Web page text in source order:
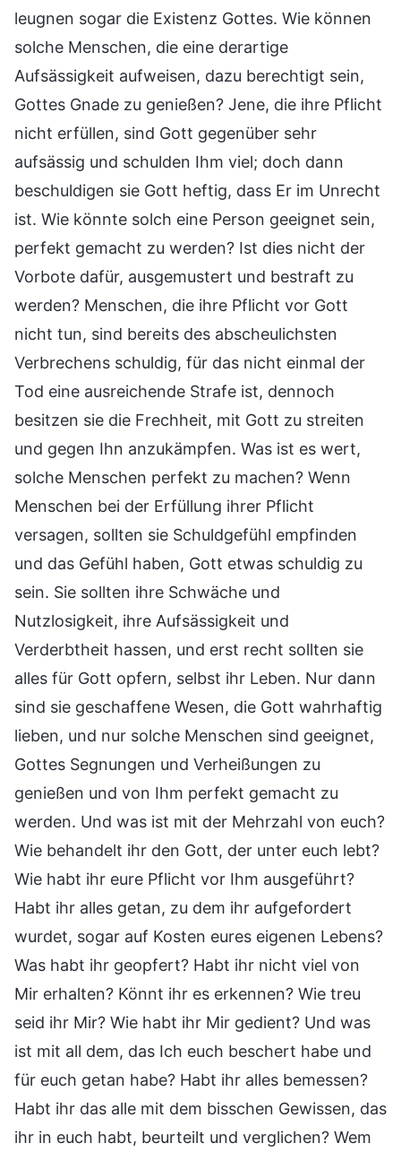
leugnen sogar die Existenz Gottes. Wie können
solche Menschen, die eine derartige
Aufsässigkeit aufweisen, dazu berechtigt sein,
Gottes Gnade zu genießen? Jene, die ihre Pflicht
nicht erfüllen, sind Gott gegenüber sehr
aufsässig und schulden Ihm viel; doch dann
beschuldigen sie Gott heftig, dass Er im Unrecht
ist. Wie könnte solch eine Person geeignet sein,
perfekt gemacht zu werden? Ist dies nicht der
Vorbote dafür, ausgemustert und bestraft zu
werden? Menschen, die ihre Pflicht vor Gott
nicht tun, sind bereits des abscheulichsten
Verbrechens schuldig, für das nicht einmal der
Tod eine ausreichende Strafe ist, dennoch
besitzen sie die Frechheit, mit Gott zu streiten
und gegen Ihn anzukämpfen. Was ist es wert,
solche Menschen perfekt zu machen? Wenn
Menschen bei der Erfüllung ihrer Pflicht
versagen, sollten sie Schuldgefühl empfinden
und das Gefühl haben, Gott etwas schuldig zu
sein. Sie sollten ihre Schwäche und
Nutzlosigkeit, ihre Aufsässigkeit und
Verderbtheit hassen, und erst recht sollten sie
alles für Gott opfern, selbst ihr Leben. Nur dann
sind sie geschaffene Wesen, die Gott wahrhaftig
lieben, und nur solche Menschen sind geeignet,
Gottes Segnungen und Verheißungen zu
genießen und von Ihm perfekt gemacht zu
werden. Und was ist mit der Mehrzahl von euch?
Wie behandelt ihr den Gott, der unter euch lebt?
Wie habt ihr eure Pflicht vor Ihm ausgeführt?
Habt ihr alles getan, zu dem ihr aufgefordert
wurdet, sogar auf Kosten eures eigenen Lebens?
Was habt ihr geopfert? Habt ihr nicht viel von
Mir erhalten? Könnt ihr es erkennen? Wie treu
seid ihr Mir? Wie habt ihr Mir gedient? Und was
ist mit all dem, das Ich euch beschert habe und
für euch getan habe? Habt ihr alles bemessen?
Habt ihr das alle mit dem bisschen Gewissen, das
ihr in euch habt, beurteilt und verglichen? Wem